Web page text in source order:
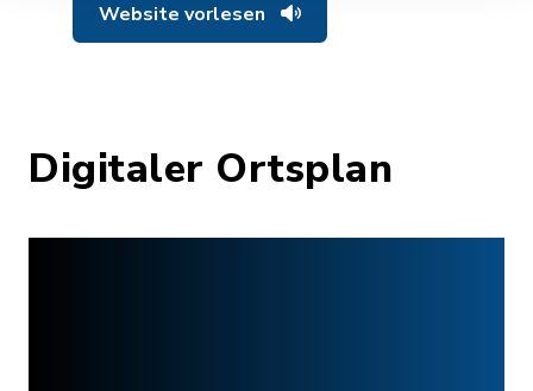
Website vorlesen
Digitaler Ortsplan